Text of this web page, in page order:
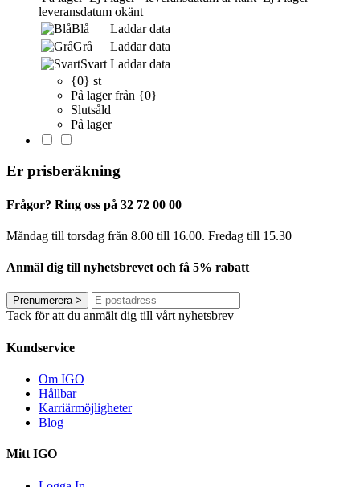
leveransdatum okänt
Blå
Laddar data
Grå
Laddar data
Svart Laddar data
{0} st
På lager från {0}
Slutsåld
På lager
Er prisberäkning
Frågor? Ring oss på 32 72 00 00
Måndag till torsdag från 8.00 till 16.00. Fredag ​​till 15.30
Anmäl dig till nyhetsbrevet och få 5% rabatt
Prenumerera>
Tack för att du anmält dig till vårt nyhetsbrev
Kundservice
Om IGO
Hållbar
Karriärmöjligheter
Blog
Mitt IGO